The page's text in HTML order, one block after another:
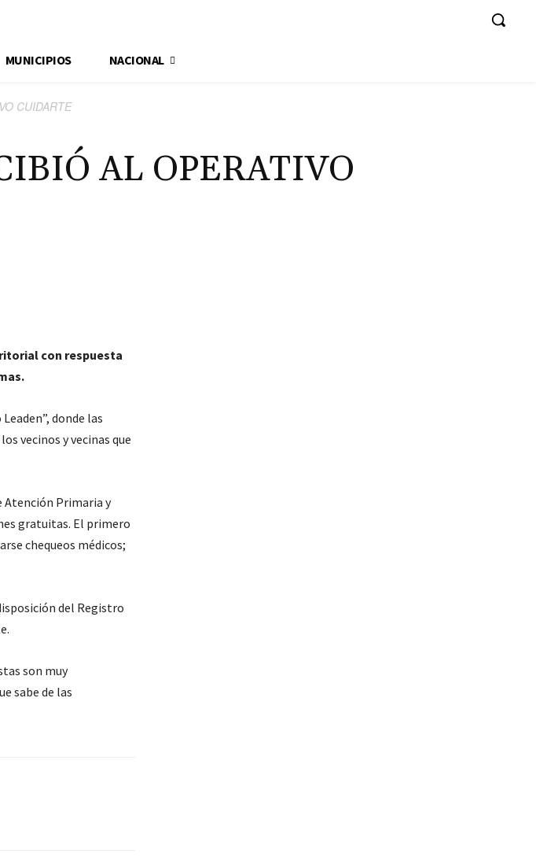
MUNICIPIOS NACIONAL
CUIDARTE
AL OPERATIVO
con respuesta
donde las
vecinos y vecinas que
Atención Primaria y
gratuitas. El primero
chequeos médicos;
del Registro
son muy
sabe de las